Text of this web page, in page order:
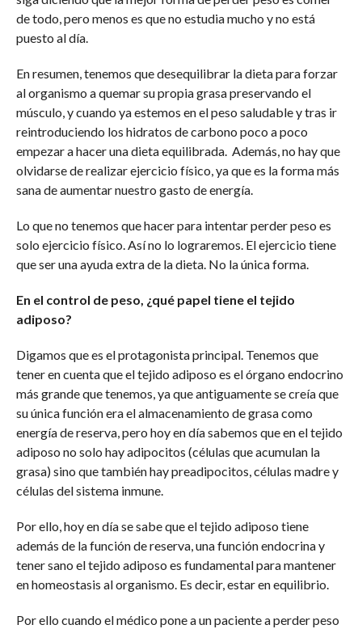
de todo, pero menos es que no estudia mucho y no está
puesto al día.
En resumen, tenemos que desequilibrar la dieta para forzar
al organismo a quemar su propia grasa preservando el
músculo, y cuando ya estemos en el peso saludable y tras ir
reintroduciendo los hidratos de carbono poco a poco
empezar a hacer una dieta equilibrada. Además, no hay que
olvidarse de realizar ejercicio físico, ya que es la forma más
sana de aumentar nuestro gasto de energía.
Lo que no tenemos que hacer para intentar perder peso es
solo ejercicio físico. Así no lo lograremos. El ejercicio tiene
que ser una ayuda extra de la dieta. No la única forma.
En el control de peso, ¿qué papel tiene el tejido
adiposo?
Digamos que es el protagonista principal. Tenemos que
tener en cuenta que el tejido adiposo es el órgano endocrino
más grande que tenemos, ya que antiguamente se creía que
su única función era el almacenamiento de grasa como
energía de reserva, pero hoy en día sabemos que en el tejido
adiposo no solo hay adipocitos (células que acumulan la
grasa) sino que también hay preadipocitos, células madre y
células del sistema inmune.
Por ello, hoy en día se sabe que el tejido adiposo tiene
además de la función de reserva, una función endocrina y
tener sano el tejido adiposo es fundamental para mantener
en homeostasis al organismo. Es decir, estar en equilibrio.
Por ello cuando el médico pone a un paciente a perder peso